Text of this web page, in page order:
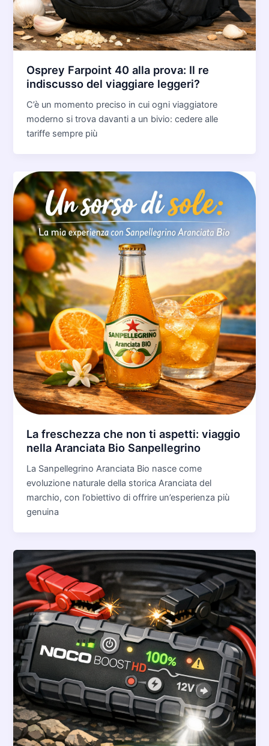
Osprey Farpoint 40 alla prova: Il re
indiscusso del viaggiare leggeri?
C’è un momento preciso in cui ogni viaggiatore
moderno si trova davanti a un bivio: cedere alle
tariffe sempre più
La freschezza che non ti aspetti: viaggio
nella Aranciata Bio Sanpellegrino
La Sanpellegrino Aranciata Bio nasce come
evoluzione naturale della storica Aranciata del
marchio, con l’obiettivo di offrire un’esperienza più
genuina